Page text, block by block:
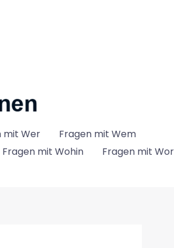
mit Wer
Fragen mit Wem
Fragen mit Wohin
Fragen mit